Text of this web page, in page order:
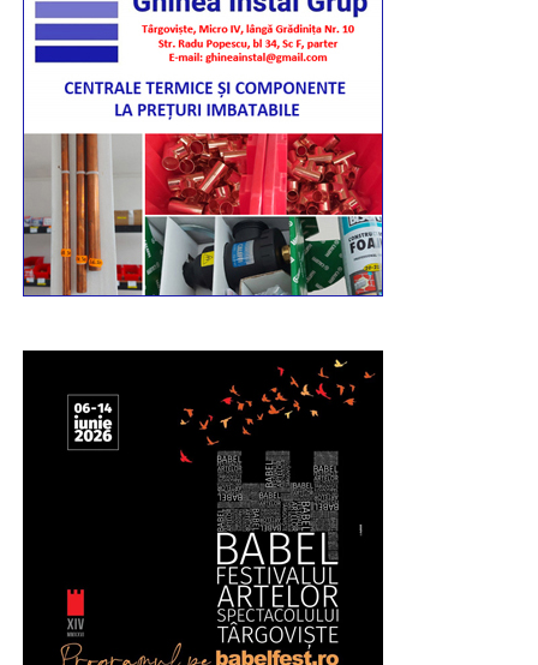
Mai multe video pe pagina de Facebook
Urmărește Incomod Media și pe Google News
RECLAMA